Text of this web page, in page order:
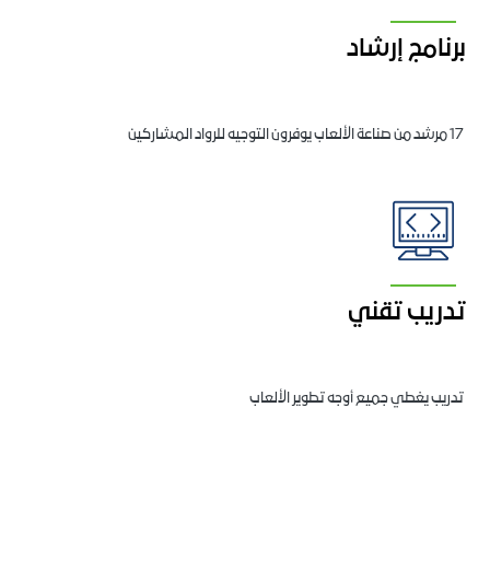
برنامج إرشاد
17 مرشد من صناعة الألعاب يوفرون التوجيه للرواد المشاركين
تدريب تقني
تدريب يغطي جميع أوجه تطوير الألعاب